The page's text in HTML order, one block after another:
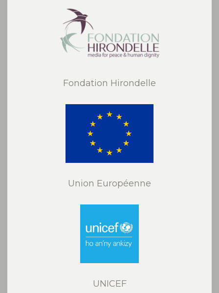
Fondation Hirondelle
Union Européenne
UNICEF